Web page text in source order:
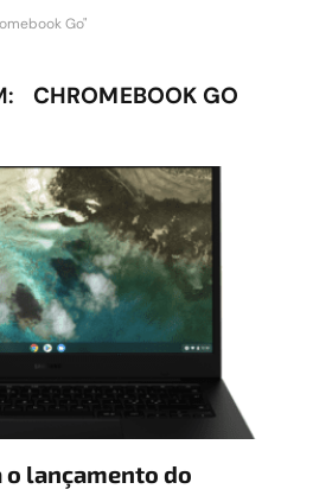
Go"
CHROMEBOOK GO
o lançamento do